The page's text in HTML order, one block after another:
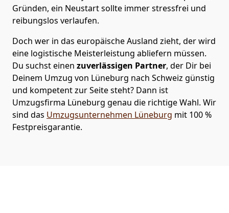
Gründen, ein Neustart sollte immer stressfrei und
reibungslos verlaufen.
Doch wer in das europäische Ausland zieht, der wird
eine logistische Meisterleistung abliefern müssen.
Du suchst einen zuverlässigen Partner, der Dir bei
Deinem Umzug von Lüneburg nach Schweiz günstig
und kompetent zur Seite steht? Dann ist
Umzugsfirma Lüneburg genau die richtige Wahl. Wir
sind das Umzugsunternehmen Lüneburg mit 100 %
Festpreisgarantie.